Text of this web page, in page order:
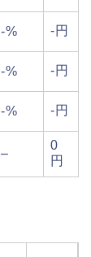
-% -円
-% -円
-% -円
–
0
円